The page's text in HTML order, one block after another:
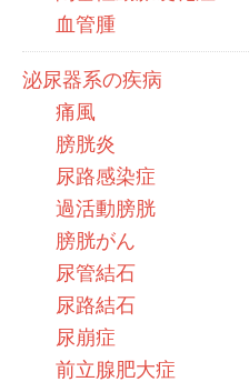
血管腫
泌尿器系の疾病
痛風
膀胱炎
尿路感染症
過活動膀胱
膀胱がん
尿管結石
尿路結石
尿崩症
前立腺肥大症